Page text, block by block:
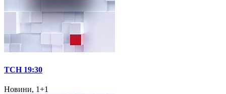
ТСН 19:30
Новини, 1+1